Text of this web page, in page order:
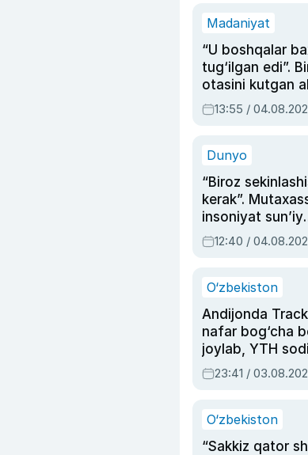
Madaniyat
“U boshqalar
tug‘ilgan edi”.
otasini kutgan
dublyaj ustasi
Ahmedovaning
13:55 /
Dunyo
“Biroz
kerak”.
insoniyat sun’iy
intellektni
olmay
12:40 /
O‘zbekiston
Andijonda
nafar bog‘cha
joylab, YTH
ayolga sud
23:41 /
O‘zbekiston
“Sakkiz qator